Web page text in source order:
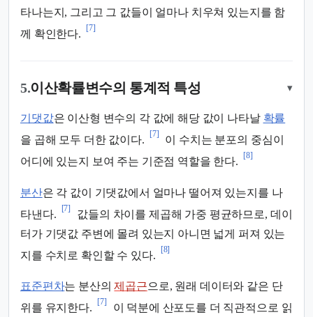
타나는지, 그리고 그 값들이 얼마나 치우쳐 있는지를 함
께 확인한다.
[7]
5.이산확률변수의 통계적 특성 ▾
기댓값은 이산형 변수의 각 값에 해당 값이 나타날 확률
을 곱해 모두 더한 값이다.
[7]
이 수치는 분포의 중심이
어디에 있는지 보여 주는 기준점 역할을 한다.
[8]
분산은 각 값이 기댓값에서 얼마나 떨어져 있는지를 나
타낸다.
[7]
값들의 차이를 제곱해 가중 평균하므로, 데이
터가 기댓값 주변에 몰려 있는지 아니면 넓게 퍼져 있는
지를 수치로 확인할 수 있다.
[8]
표준편차는 분산의제곱근으로, 원래 데이터와 같은 단
위를 유지한다.
[7]
이 덕분에 산포도를 더 직관적으로 읽